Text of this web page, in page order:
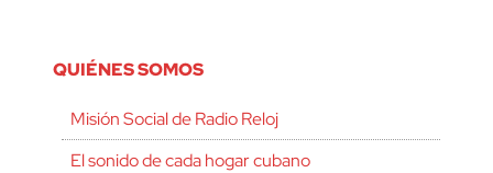
QUIÉNES SOMOS
Misión Social de Radio Reloj
El sonido de cada hogar cubano